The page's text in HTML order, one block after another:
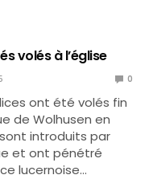
volés à l’église
0
ont été volés fin
de Wolhusen en
sont introduits par
et ont pénétré
lucernoise…